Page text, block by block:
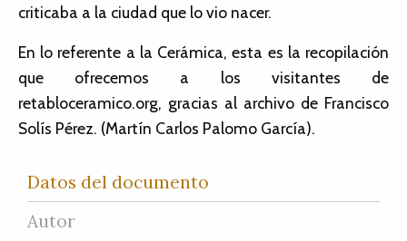
criticaba a la ciudad que lo vio nacer.
En lo referente a la Cerámica, esta es la recopilación
que ofrecemos a los visitantes de
retabloceramico.org, gracias al archivo de Francisco
Solís Pérez. (Martín Carlos Palomo García).
Datos del documento
Autor